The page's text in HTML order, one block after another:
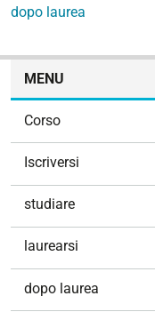
dopo laurea
MENU
Corso
Iscriversi
studiare
laurearsi
dopo laurea